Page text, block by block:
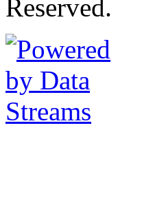
Reserved.